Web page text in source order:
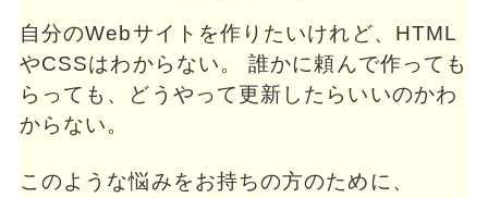
自分のWebサイトを作りたいけれど、HTML
やCSSはわからない。 誰かに頼んで作っても
らっても、どうやって更新したらいいのかわ
からない。
このような悩みをお持ちの方のために、